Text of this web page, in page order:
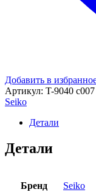
Добавить в
Артикул: T-9040 с007
Seiko
Детали
Детали
Бренд Seiko